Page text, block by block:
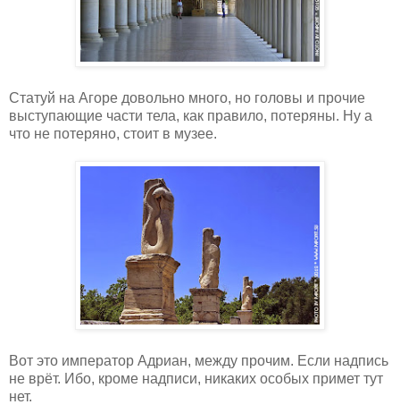
Статуй на Агоре довольно много, но головы и прочие
выступающие части тела, как правило, потеряны. Ну а
что не потеряно, стоит в музее.
Вот это император Адриан, между прочим. Если надпись
не врёт. Ибо, кроме надписи, никаких особых примет тут
нет.